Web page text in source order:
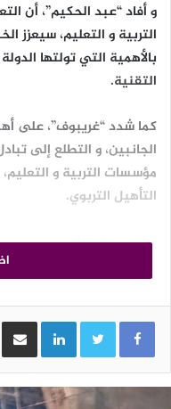
و أفاد “عبد الحكيم”، أن
التربية و التعليم، سيعزز
بالأهمية التي تولتها
التقنية.
كما شدد “غريبوف”، على
الجانبين، و التطلع إلى
مؤسسات التربية و
التأهيل التربوي.
محمدي ونيسة